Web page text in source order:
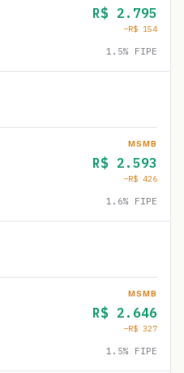
R$ 2.795
−R$ 154
1.5% FIPE
MSMB
R$ 2.593
−R$ 426
1.6% FIPE
MSMB
R$ 2.646
−R$ 327
1.5% FIPE